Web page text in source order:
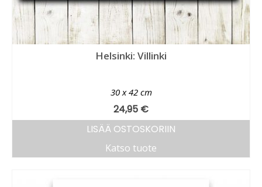
Helsinki: Villinki
30 x 42 cm
24,95 €
LISÄÄ OSTOSKORIIN
Katso tuote